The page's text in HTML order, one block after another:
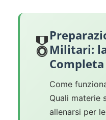
🎖️Militari:
Completa
Come
Quali materie
allenarsi per